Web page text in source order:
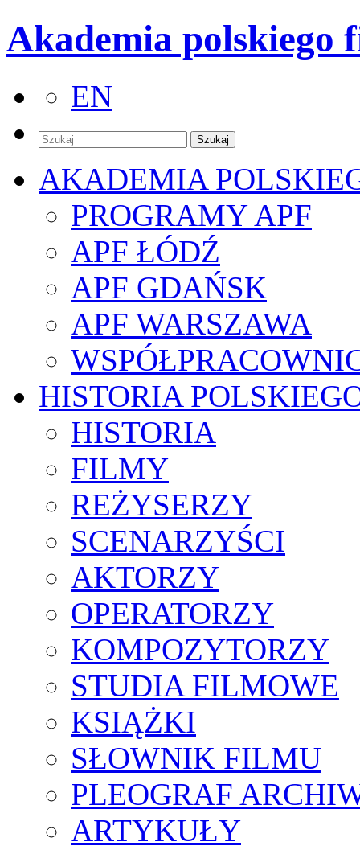
Akademia polskiego
EN
AKADEMIA
PROGRAMY APF
APF ŁÓDŹ
APF GDAŃSK
APF WARSZAWA
HISTORIA
HISTORIA
FILMY
REŻYSERZY
SCENARZYŚCI
AKTORZY
OPERATORZY
KOMPOZYTORZY
STUDIA FILMOWE
KSIĄŻKI
SŁOWNIK FILMU
PLEOGRAF
ARTYKUŁY